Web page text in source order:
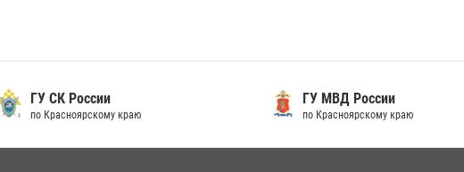
ГУ СК России
по Красноярскому краю
ГУ МВД России
по Красноярскому краю